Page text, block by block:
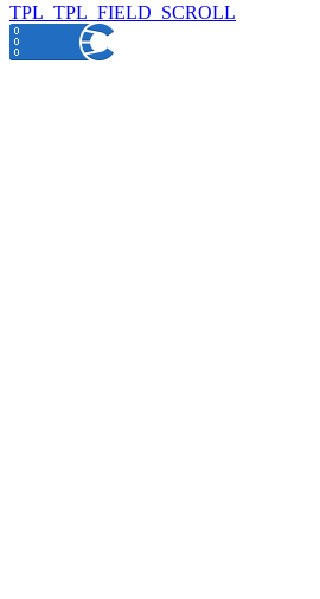
TPL_TPL_FIELD_SCROLL